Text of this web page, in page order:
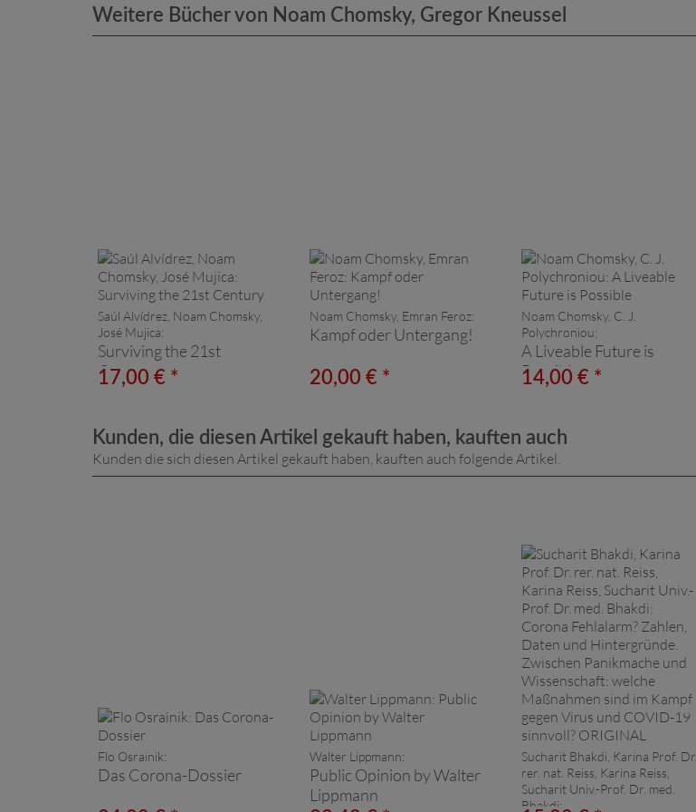
Weitere Bücher von Noam Chomsky, Gregor Kneussel
Saúl Alvídrez, Noam Chomsky,
José Mujica:
Surviving the 21st
Century
17,00 € *
Noam Chomsky, Emran Feroz:
Kampf oder Untergang!
20,00 € *
Noam Chomsky, C. J.
Polychroniou:
A Liveable Future is
Possible
14,00 € *
Kunden, die diesen Artikel gekauft haben, kauften auch
Kunden die sich diesen Artikel gekauft haben, kauften auch folgende Artikel.
Flo Osrainik:
Das Corona-Dossier
Walter Lippmann:
Public Opinion by Walter
Lippmann
Sucharit Bhakdi, Karina Prof. Dr.
rer. nat. Reiss, Karina Reiss,
Sucharit Univ.-Prof. Dr. med.
Bhakdi: